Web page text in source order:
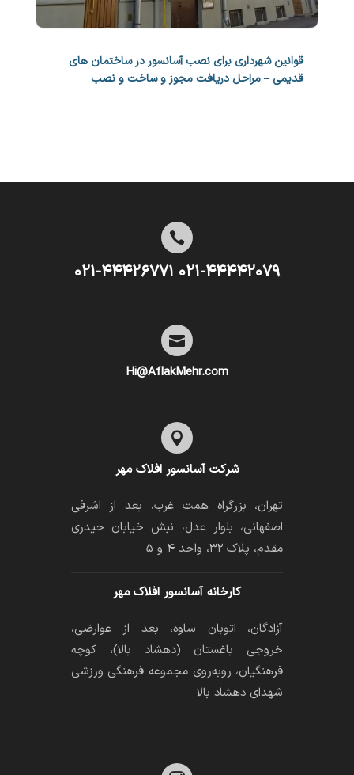
قوانین شهرداری برای نصب آسانسور در ساختمان های
قدیمی – مراحل دریافت مجوز و ساخت و نصب

۰۲۱-۴۴۴۴۲۰۷۹ ۰۲۱-۴۴۴۲۶۷۷۱

Hi@AflakMehr.com

شرکت آسانسور افلاک مهر
تهران، بزرگراه همت غرب، بعد از اشرفی
اصفهانی، بلوار عدل، نبش خیابان حیدری
مقدم، پلاک ۳۲، واحد ۴ و ۵
کارخانه آسانسور افلاک مهر
آزادگان، اتوبان ساوه، بعد از عوارضی،
خروجی باغستان (دهشاد بالا)، کوچه
فرهنگیان، رو‌به‌روی مجموعه فرهنگی ورزشی
شهدای دهشاد بالا